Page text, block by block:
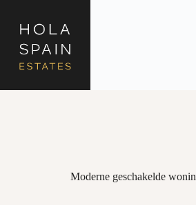
Moderne geschakelde